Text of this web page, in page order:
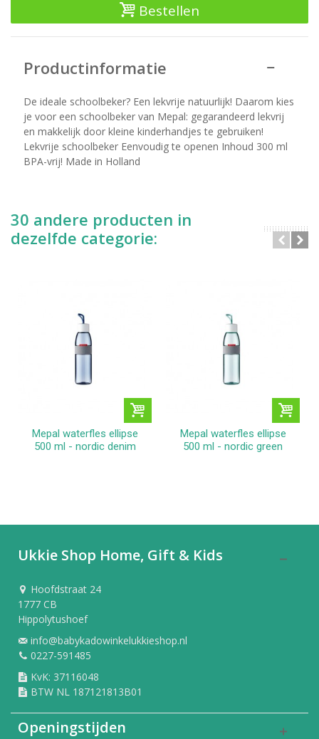
Bestellen
Productinformatie
De ideale schoolbeker? Een lekvrije natuurlijk! Daarom kies
je voor een schoolbeker van Mepal: gegarandeerd lekvrij
en makkelijk door kleine kinderhandjes te gebruiken!
Lekvrije schoolbeker Eenvoudig te openen Inhoud 300 ml
BPA-vrij! Made in Holland
30 andere producten in
dezelfde categorie:
Mepal waterfles ellipse
500 ml - nordic denim
Mepal waterfles ellipse
500 ml - nordic green
Ukkie Shop Home, Gift & Kids
Hoofdstraat 24
1777 CB
Hippolytushoef
info@babykadowinkelukkieshop.nl
0227-591485
KvK: 37116048
BTW NL 187121813B01
Openingstijden